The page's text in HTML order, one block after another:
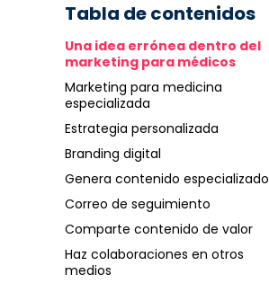
Tabla de contenidos
Una idea errónea dentro del
marketing para médicos
Marketing para medicina
especializada
Estrategia personalizada
Branding digital
Genera contenido especializado
Correo de seguimiento
Comparte contenido de valor
Haz colaboraciones en otros
medios